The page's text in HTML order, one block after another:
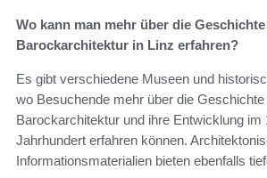
Wo kann man mehr über die
Barockarchitektur in Linz erfahren?
Es gibt verschiedene Museen und
wo Besuchende mehr über die Geschichte
Barockarchitektur und ihre Entwicklung im
Jahrhundert erfahren können.
Informationsmaterialien bieten ebenfalls